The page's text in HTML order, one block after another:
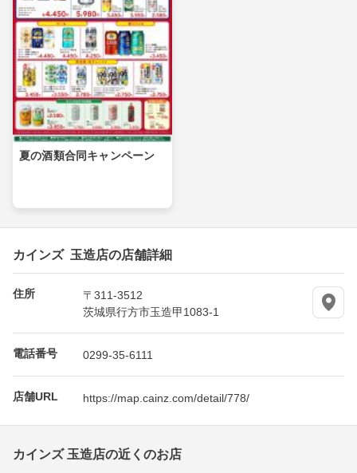
夏の酒類合同キャンペーン
カインズ 玉造店の店舗詳細
住所
〒311-3512
茨城県行方市玉造甲1083-1
電話番号 0299-35-6111
店舗URL https://map.cainz.com/detail/778/
カインズ 玉造店の近くのお店